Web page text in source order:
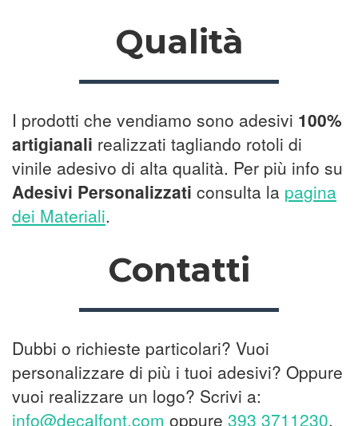
Qualità
I prodotti che vendiamo sono adesivi 100%
artigianali realizzati tagliando rotoli di
vinile adesivo di alta qualità. Per più info su
Adesivi Personalizzati consulta la pagina
dei Materiali.
Contatti
Dubbi o richieste particolari? Vuoi
personalizzare di più i tuoi adesivi? Oppure
vuoi realizzare un logo? Scrivi a:
info@decalfont.com oppure 393 3711230.